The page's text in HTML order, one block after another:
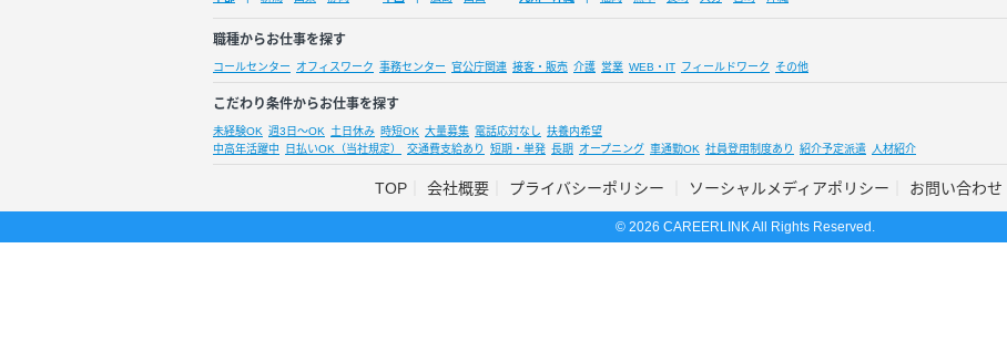
職種からお仕事を探す
コールセンター オフィスワーク 事務センター 官公庁関連 接客・販売 介護 営業 WEB・IT フィールドワーク その他
こだわり条件からお仕事を探す
未経験OK 週3日～OK 土日休み 時短OK 大量募集 電話応対なし 扶養内希望
中高年活躍中
日払いOK（当社規定） 交通費支給あり 短期・単発 長期 オープニング 車通勤OK 社員登用制度あり 紹介予定派遣 人材紹介
TOP 会社概要 プライバシーポリシー ソーシャルメディアポリシー お問い合わせ
© 2026 CAREERLINK All Rights Reserved.